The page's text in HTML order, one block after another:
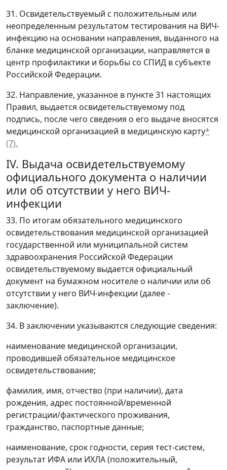
31. Освидетельствуемый с положительным или
неопределенным результатом тестирования на ВИЧ-
инфекцию на основании направления, выданного на
бланке медицинской организации, направляется в
центр профилактики и борьбы со СПИД в субъекте
Российской Федерации.
32. Направление, указанное в пункте 31 настоящих
Правил, выдается освидетельствуемому под
подпись, после чего сведения о его выдаче вносятся
медицинской организацией в медицинскую карту*
(7).
IV. Выдача освидетельствуемому
официального документа о наличии
или об отсутствии у него ВИЧ-
инфекции
33. По итогам обязательного медицинского
освидетельствования медицинской организацией
государственной или муниципальной систем
здравоохранения Российской Федерации
освидетельствуемому выдается официальный
документ на бумажном носителе о наличии или об
отсутствии у него ВИЧ-инфекции (далее -
заключение).
34. В заключении указываются следующие сведения:
наименование медицинской организации,
проводившей обязательное медицинское
освидетельствование;
фамилия, имя, отчество (при наличии), дата
рождения, адрес постоянной/временной
регистрации/фактического проживания,
гражданство, паспортные данные;
наименование, срок годности, серия тест-систем,
результат ИФА или ИХЛА (положительный,